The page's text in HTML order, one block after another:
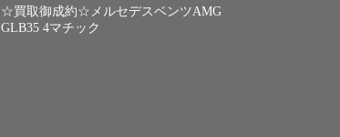
☆買取御成約☆メルセデスベンツAMG
GLB35 4マチック